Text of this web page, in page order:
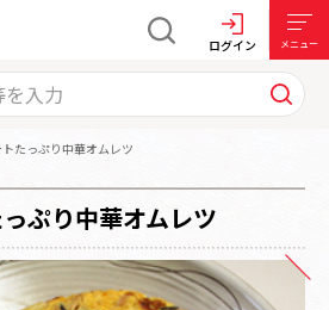
ログイン メニュー
たっぷり中華オムレツ
ぷり中華オムレツ